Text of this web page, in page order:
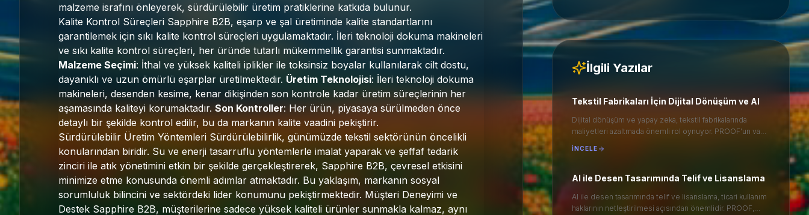
malzeme israfını önleyerek, sürdürülebilir üretim pratiklerine katkıda bulunur.
Kalite Kontrol Süreçleri Sapphire B2B, eşarp ve şal üretiminde kalite standartlarını
garantilemek için sıkı kalite kontrol süreçleri uygulamaktadır. İleri teknoloji dokuma makineleri
ve sıkı kalite kontrol süreçleri, her üründe tutarlı mükemmellik garantisi sunmaktadır.
Malzeme Seçimi: İthal ve yüksek kaliteli iplikler ile toksinsiz boyalar kullanılarak cilt dostu,
dayanıklı ve uzun ömürlü eşarplar üretilmektedir. Üretim Teknolojisi: İleri teknoloji dokuma
makineleri, desenden kesime, kenar dikişinden son kontrole kadar üretim süreçlerinin her
aşamasında kaliteyi korumaktadır. Son Kontroller: Her ürün, piyasaya sürülmeden önce
detaylı bir şekilde kontrol edilir, bu da markanın kalite vaadini pekiştirir.
Sürdürülebilir Üretim Yöntemleri Sürdürülebilirlik, günümüzde tekstil sektörünün öncelikli
konularından biridir. Su ve enerji tasarruflu yöntemlerle imalat yaparak ve şeffaf tedarik
zinciri ile atık yönetimini etkin bir şekilde gerçekleştirerek, Sapphire B2B, çevresel etkisini
minimize etme konusunda önemli adımlar atmaktadır. Bu yaklaşım, markanın sosyal
sorumluluk bilincini ve sektördeki lider konumunu pekiştirmektedir. Müşteri Deneyimi ve
Destek Sapphire B2B, müşterilerine sadece yüksek kaliteli ürünler sunmakla kalmaz, aynı
İlgili Yazılar
Tekstil Fabrikaları İçin Dijital Dönüşüm ve AI
Dijital dönüşüm ve yapay zeka, tekstil fabrikalarında
maliyetleri azaltmada önemli rol oynuyor. PROOF'un vaka
çalışması, örnek baskı için yatırım getirisi hesaplamalarını
sunarak, süreçlerin verimliliğini artırıyor. AI teknolojileri,
maliyet tasarrufu sağlıyor. Bu dönüşüm, tekstil
işletmeler için kritik bir adım olarak öne çıkıyor.
İNCELE
AI ile Desen Tasarımında Telif ve Lisanslama
AI ile desen tasarımında telif ve lisanslama, ticari kullanım
haklarının netleştirilmesi açısından önemlidir. PROOF,